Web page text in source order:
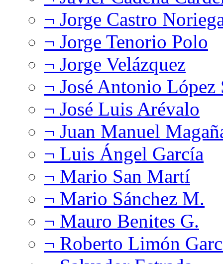
¬ Jorge Castro
¬ Jorge Tenorio Polo
¬ Jorge Velázquez
¬ José Antonio López
¬ José Luis Arévalo
¬ Juan Manuel
¬ Luis Ángel García
¬ Mario San Martí
¬ Mario Sánchez M.
¬ Mauro Benites G.
¬ Roberto Limón